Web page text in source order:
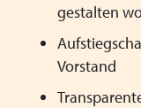
gestalten
Vorstand